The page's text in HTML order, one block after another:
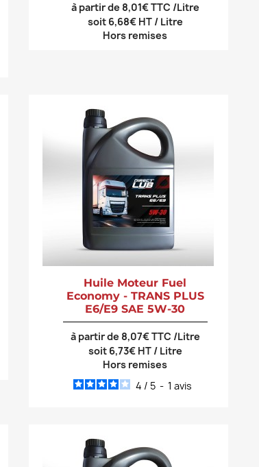
à partir de 8,01€ TTC /Litre
soit 6,68€ HT / Litre
Hors remises
Huile Moteur Fuel
Economy - TRANS PLUS
E6/E9 SAE 5W-30
à partir de 8,07€ TTC /Litre
soit 6,73€ HT / Litre
Hors remises
4 / 5 - 1avis